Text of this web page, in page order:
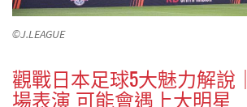
©J.LEAGUE
觀戰日本足球5大魅力解說｜
場表演 可能會遇上大明星